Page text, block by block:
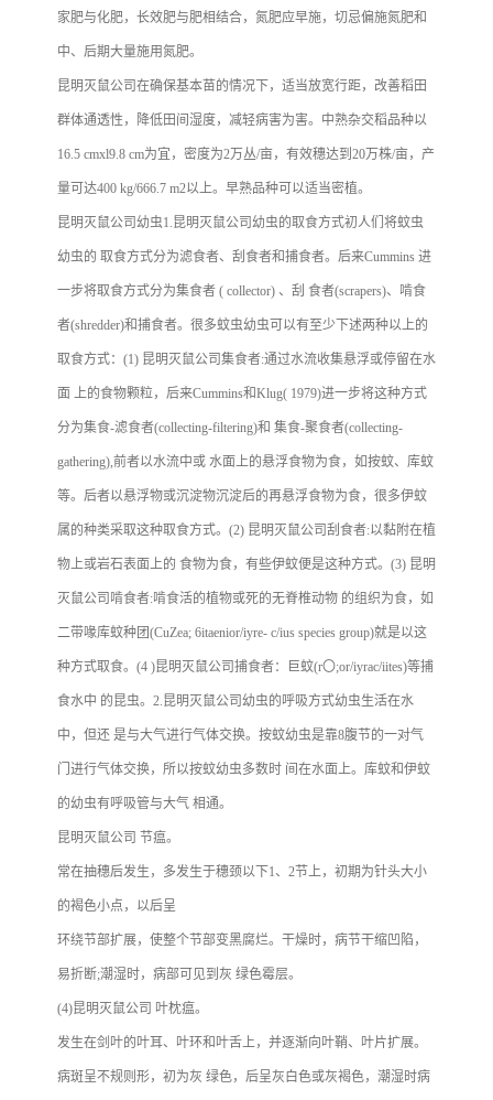
家肥与化肥，长效肥与肥相结合，氮肥应早施，切忌偏施氮肥和
中、后期大量施用氮肥。
昆明灭鼠公司在确保基本苗的情况下，适当放宽行距，改善稻田
群体通透性，降低田间湿度，减轻病害为害。中熟杂交稻品种以
16.5 cmxl9.8 cm为宜，密度为2万丛/亩，有效穗达到20万株/亩，产
量可达400 kg/666.7 m2以上。早熟品种可以适当密植。
昆明灭鼠公司幼虫1.昆明灭鼠公司幼虫的取食方式初人们将蚊虫
幼虫的 取食方式分为滤食者、刮食者和捕食者。后来Cum­mins 进
一步将取食方式分为集食者 ( collector) 、刮 食者(scrapers)、啃食
者(shredder)和捕食者。很多蚊虫幼虫可以有至少下述两种以上的
取食方式： (1) 昆明灭鼠公司集食者:通过水流收集悬浮或停留在水
面 上的食物颗粒，后来Cummins和Klug( 1979)进一步将这种方式
分为集食-滤食者(collecting-filtering)和 集食-聚食者(collecting-
gathering),前者以水流中或 水面上的悬浮食物为食，如按蚊、库蚊
等。后者以悬浮物或沉淀物沉淀后的再悬浮食物为食，很多伊蚊
属的种类采取这种取食方式。 (2) 昆明灭鼠公司刮食者:以黏附在植
物上或岩石表面上的 食物为食，有些伊蚊便是这种方式。 (3) 昆明
灭鼠公司啃食者:啃食活的植物或死的无脊椎动物 的组织为食，如
二带喙库蚊种团(CuZea; 6itaenior/iyre- c/ius species group)就是以这
种方式取食。 (4 )昆明灭鼠公司捕食者：巨蚊(r〇;or/iyrac/iites)等捕
食水中 的昆虫。 2.昆明灭鼠公司幼虫的呼吸方式幼虫生活在水
中，但还 是与大气进行气体交换。按蚊幼虫是靠8腹节的一对气
门进行气体交换，所以按蚊幼虫多数时 间在水面上。库蚊和伊蚊
的幼虫有呼吸管与大气 相通。
昆明灭鼠公司 节瘟。
常在抽穗后发生，多发生于穗颈以下1、2节上，初期为针头大小
的褐色小点，以后呈
环绕节部扩展，使整个节部变黑腐烂。干燥时，病节干缩凹陷，
易折断;潮湿时，病部可见到灰 绿色霉层。
(4)昆明灭鼠公司 叶枕瘟。
发生在剑叶的叶耳、叶环和叶舌上，并逐渐向叶鞘、叶片扩展。
病斑呈不规则形，初为灰 绿色，后呈灰白色或灰褐色，潮湿时病